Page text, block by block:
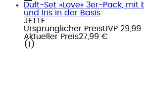
Duft-Set »Love« 3er-Pack, mit
und Iris in der Basis
JETTE
Ursprünglicher PreisUVP
Aktueller Preis27,99 €
( 1 )